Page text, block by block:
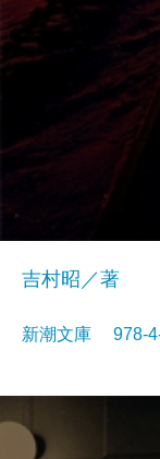
吉村昭／著
新潮文庫 978-